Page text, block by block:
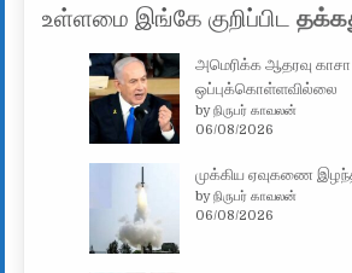
உள்ளமை இங்கே குறிப்பிட
அமெரிக்க ஆதரவு
ஒப்புக்கொள்ளவில்லை
by நிருபர் காவலன்
06/08/2026
முக்கிய ஏவுகணை
by நிருபர் காவலன்
06/08/2026